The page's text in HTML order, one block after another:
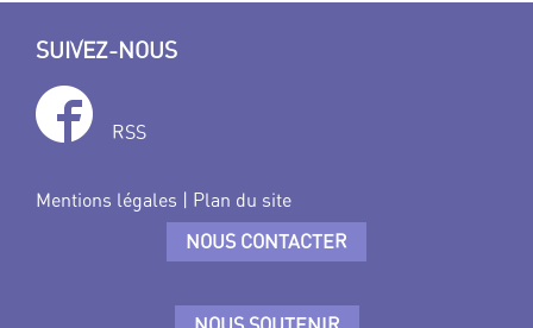
SUIVEZ-NOUS
RSS
Mentions légales | Plan du site
NOUS CONTACTER